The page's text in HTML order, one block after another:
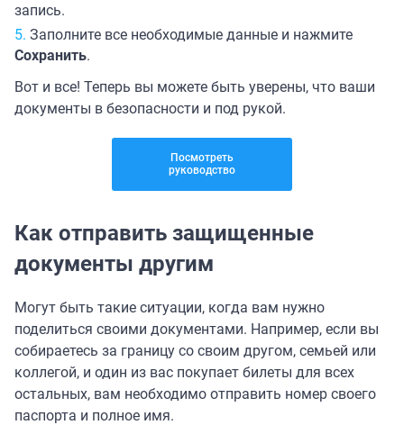
запись.
Заполните все необходимые данные и нажмите
Сохранить.
Вот и все! Теперь вы можете быть уверены, что ваши
документы в безопасности и под рукой.
Посмотреть
руководство
Как отправить защищенные
документы другим
Могут быть такие ситуации, когда вам нужно
поделиться своими документами. Например, если вы
собираетесь за границу со своим другом, семьей или
коллегой, и один из вас покупает билеты для всех
остальных, вам необходимо отправить номер своего
паспорта и полное имя.